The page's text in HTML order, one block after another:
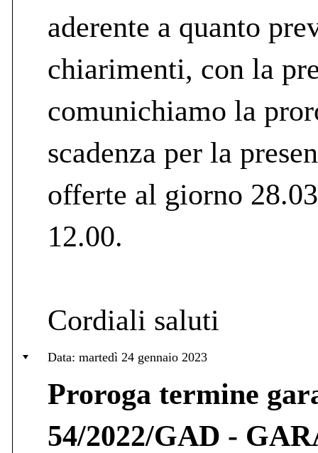
aderente a quanto
chiarimenti, con la
comunichiamo la
scadenza per la
offerte al giorno
12.00.
Cordiali saluti
Data: martedì 24 gennaio 2023
Proroga termine
54/2022/GAD -